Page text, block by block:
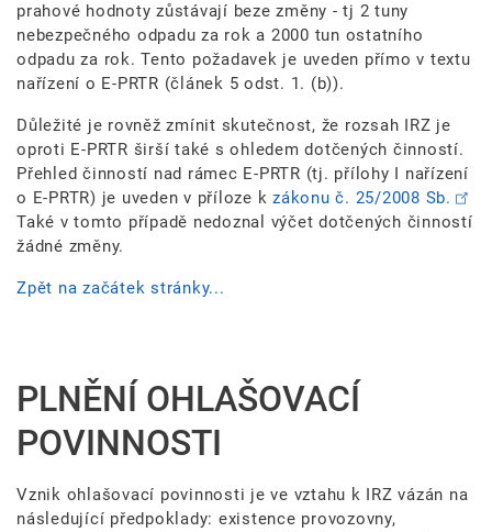
prahové hodnoty zůstávají beze změny - tj 2 tuny
nebezpečného odpadu za rok a 2000 tun ostatního
odpadu za rok. Tento požadavek je uveden přímo v textu
nařízení o E-PRTR (článek 5 odst. 1. (b)).
Důležité je rovněž zmínit skutečnost, že rozsah IRZ je
oproti E-PRTR širší také s ohledem dotčených činností.
Přehled činností nad rámec E-PRTR (tj. přílohy I nařízení
o E-PRTR) je uveden v příloze k zákonu č. 25/2008 Sb.
Také v tomto případě nedoznal výčet dotčených činností
žádné změny.
Zpět na začátek stránky...
PLNĚNÍ OHLAŠOVACÍ
POVINNOSTI
Vznik ohlašovací povinnosti je ve vztahu k IRZ vázán na
následující předpoklady: existence provozovny,